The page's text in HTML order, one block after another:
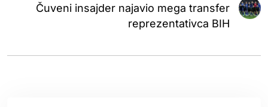
Čuveni insajder najavio mega transfer
reprezentativca BIH